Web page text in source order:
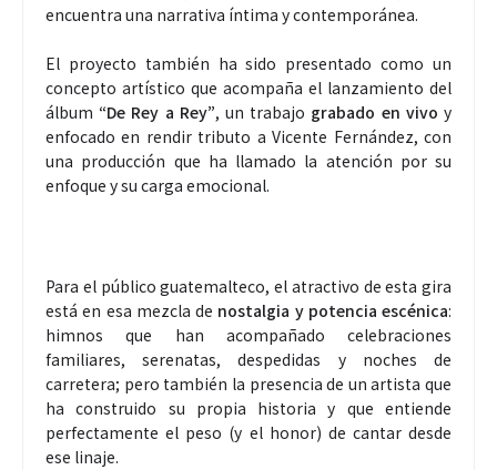
encuentra una narrativa íntima y contemporánea.
El proyecto también ha sido presentado como un
concepto artístico que acompaña el lanzamiento del
álbum “De Rey a Rey”, un trabajo grabado en vivo y
enfocado en rendir tributo a Vicente Fernández, con
una producción que ha llamado la atención por su
enfoque y su carga emocional.
Para el público guatemalteco, el atractivo de esta gira
está en esa mezcla de nostalgia y potencia escénica:
himnos que han acompañado celebraciones
familiares, serenatas, despedidas y noches de
carretera; pero también la presencia de un artista que
ha construido su propia historia y que entiende
perfectamente el peso (y el honor) de cantar desde
ese linaje.